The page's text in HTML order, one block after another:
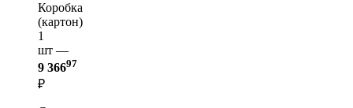
Коробка
(картон)
1
шт —
9 36697
₽